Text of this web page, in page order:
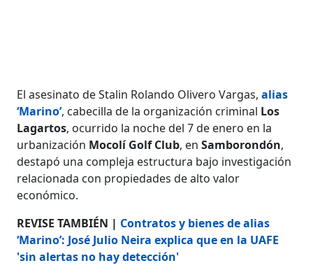
El asesinato de Stalin Rolando Olivero Vargas,alias
‘Marino’, cabecilla de la organización criminal Los
Lagartos, ocurrido la noche del 7 de enero en la
urbanización Mocolí Golf Club, enSamborondón,
destapó una compleja estructura bajo investigación
relacionada con propiedades de alto valor
económico.
REVISE TAMBIÉN | Contratos y bienes de alias
‘Marino’: José Julio Neira explica que en la UAFE
'sin alertas no hay detección'